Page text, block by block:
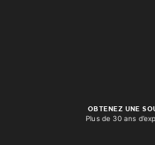
OBTENEZ UNE
Plus de 30 ans